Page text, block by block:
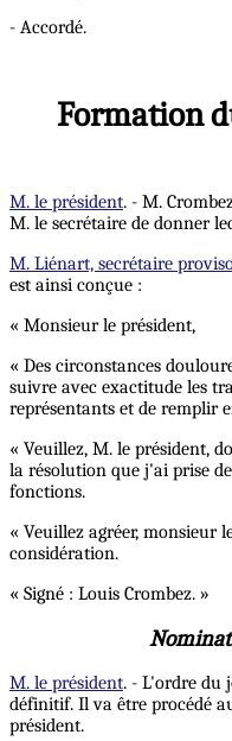
- Accordé.
Formation
M. le président. - M.
M. le secrétaire de donner
M. Liénart, secrétaire
est ainsi conçue :
« Monsieur le président,
« Des circonstances
suivre avec exactitude les
représentants et de remplir
« Veuillez, M. le président,
la résolution que j'ai prise
fonctions.
« Veuillez agréer, monsieur
considération.
« Signé : Louis Crombez. »
M. le président. - L'ordre du
définitif. Il va être procédé
président.